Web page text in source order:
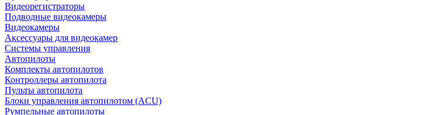
Видеорегистраторы
Подводные видеокамеры
Видеокамеры
Аксессуары для видеокамер
Системы управления
Автопилоты
Комплекты автопилотов
Контроллеры автопилота
Пульты автопилота
Блоки управления автопилотом (ACU)
Румпельные автопилоты